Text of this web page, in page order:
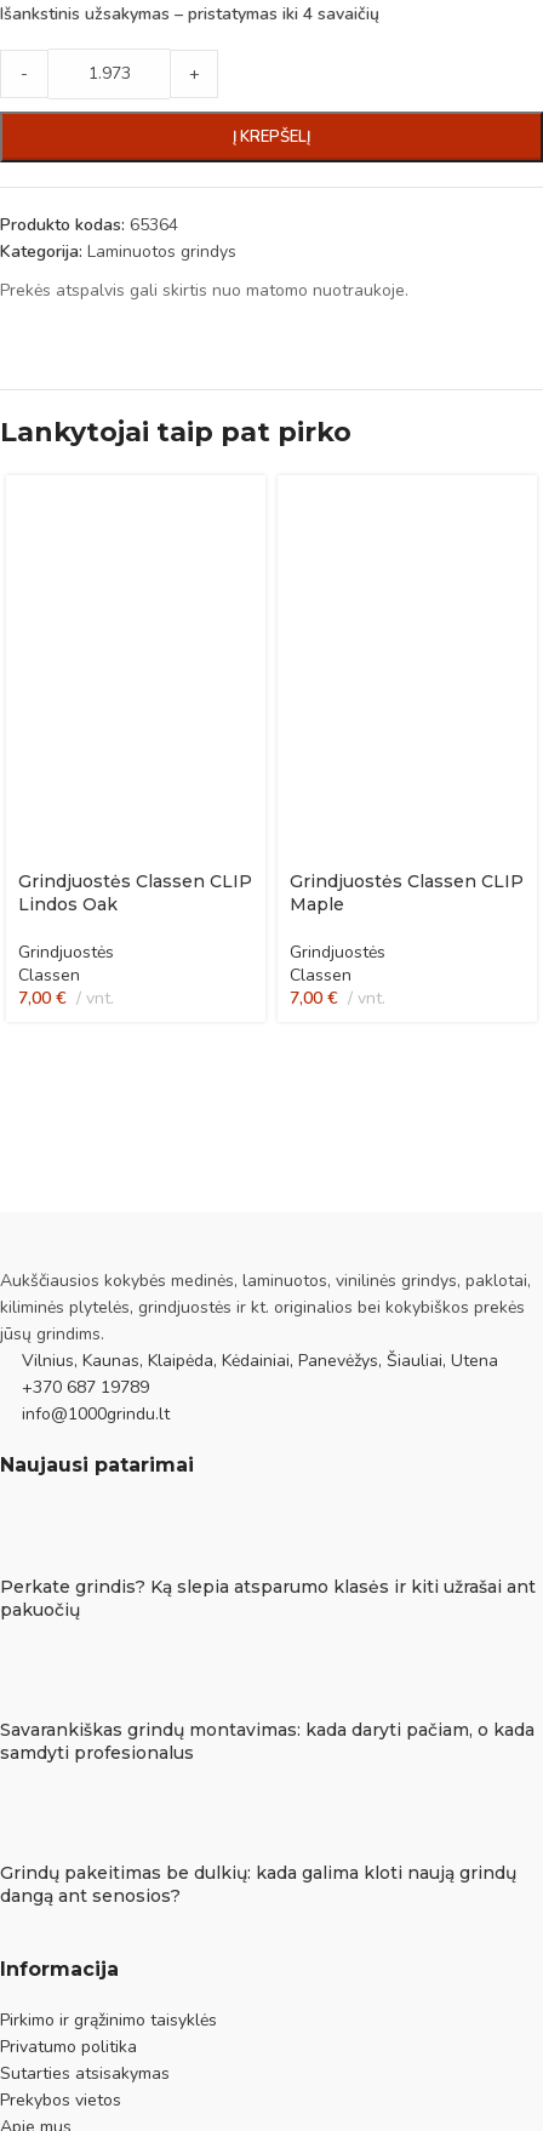
Išankstinis užsakymas – pristatymas iki 4 savaičių
- +
Į KREPŠELĮ
Produkto kodas: 65364
Kategorija: Laminuotos grindys
Prekės atspalvis gali skirtis nuo matomo nuotraukoje.
Lankytojai taip pat pirko
Grindjuostės Classen CLIP
Lindos Oak
Grindjuostės
Classen
7,00 € vnt.
Grindjuostės Classen CLIP
Maple
Grindjuostės
Classen
7,00 € vnt.
Aukščiausios kokybės medinės, laminuotos, vinilinės grindys, paklotai,
kiliminės plytelės, grindjuostės ir kt. originalios bei kokybiškos prekės
jūsų grindims.
Vilnius, Kaunas, Klaipėda, Kėdainiai, Panevėžys, Šiauliai, Utena
+370 687 19789
info@1000grindu.lt
Naujausi patarimai
Perkate grindis? Ką slepia atsparumo klasės ir kiti užrašai ant
pakuočių
Savarankiškas grindų montavimas: kada daryti pačiam, o kada
samdyti profesionalus
Grindų pakeitimas be dulkių: kada galima kloti naują grindų
dangą ant senosios?
Informacija
Pirkimo ir grąžinimo taisyklės
Privatumo politika
Sutarties atsisakymas
Prekybos vietos